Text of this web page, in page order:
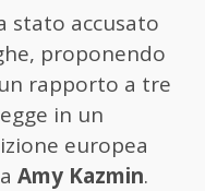
stato accusato
proponendo
rapporto a tre
in un
europea
Amy Kazmin.